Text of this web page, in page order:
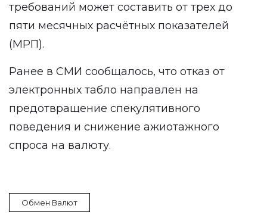
требований может составить от трех до
пяти месячных расчётных показателей
(МРП).
Ранее в СМИ сообщалось, что отказ от
электронных табло направлен на
предотвращение спекулятивного
поведения и снижение ажиотажного
спроса на валюту.
Обмен Валют